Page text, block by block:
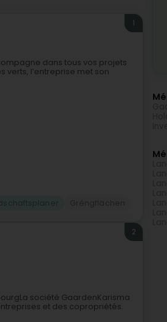
1
dans tous vos projets
verts, l’entreprise met son
2
société GaardenKarisma
et des copropriétés.